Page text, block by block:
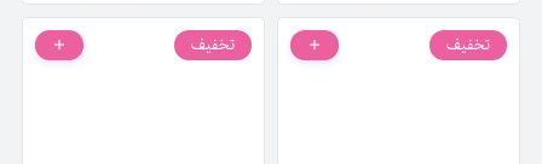
تخفیف تخفیف